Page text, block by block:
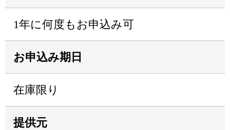
1年に何度もお申込み可
お申込み期日
在庫限り
提供元